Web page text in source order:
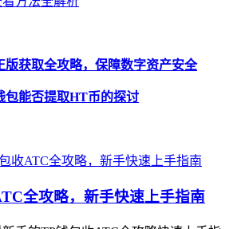
版获取全攻略，保障数字资产安全
包能否提取HT币的探讨
全攻略，新手快速上手指南